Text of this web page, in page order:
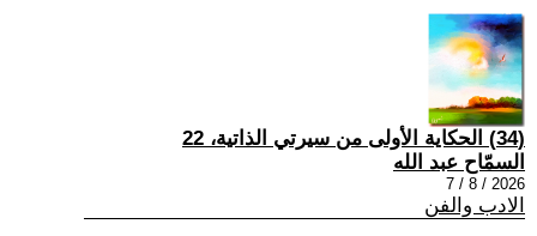
(34) الحكاية الأولى من سيرتي الذاتية، 22
السمّاح عبد الله
2026 / 8 / 7
الادب والفن